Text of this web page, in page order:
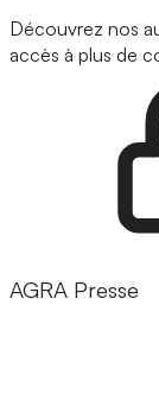
Découvrez nos
accès à plus de
AGRA Presse